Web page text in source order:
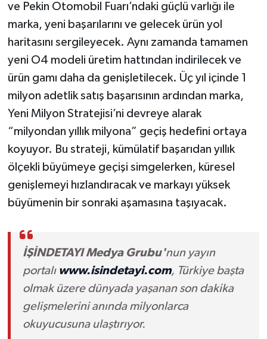
ve Pekin Otomobil Fuarı’ndaki güçlü varlığı ile
marka, yeni başarılarını ve gelecek ürün yol
haritasını sergileyecek. Aynı zamanda tamamen
yeni O4 modeli üretim hattından indirilecek ve
ürün gamı daha da genişletilecek. Üç yıl içinde 1
milyon adetlik satış başarısının ardından marka,
Yeni Milyon Stratejisi’ni devreye alarak
“milyondan yıllık milyona” geçiş hedefini ortaya
koyuyor. Bu strateji, kümülatif başarıdan yıllık
ölçekli büyümeye geçişi simgelerken, küresel
genişlemeyi hızlandıracak ve markayı yüksek
büyümenin bir sonraki aşamasına taşıyacak.
İŞİNDETAYI Medya Grubu'nun yayın
portalı www.isindetayi.com, Türkiye başta
olmak üzere dünyada yaşanan son dakika
gelişmelerini anında milyonlarca
okuyucusuna ulaştırıyor.